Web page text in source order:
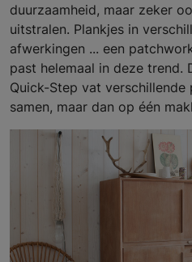
duurzaamheid, maar zeker
uitstralen. Plankjes in
afwerkingen ... een
past helemaal in deze trend.
Quick-Step vat verschillende
samen, maar dan op één